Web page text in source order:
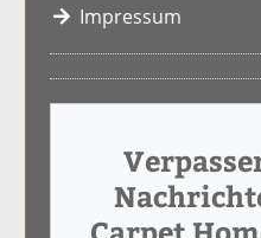
Impressum